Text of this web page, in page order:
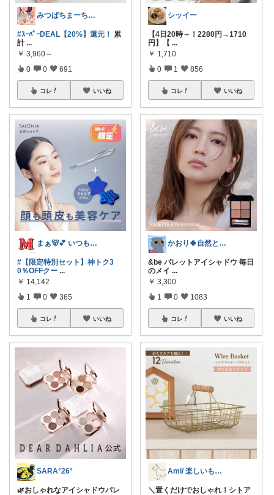
みつばちまーちᵀᴴᴬᴺᴷ ᵞᴼᵁ ◡̈*
#ｽｰﾊﾟｰDEAL【20%】還元！
累
計 ...
￥ 3,960～
0 0 691
コレ いいね
まぁ🐻💕 いつもありがとう💓
#【限定特別セット】神トク3
0％OFFクー ...
￥ 14,142
1 0 365
コレ いいね
SARA°26°
🌿おしゃれなアイシャドウパレ
シッイー
【4日20時～！2280円→1710
円】【 ...
￥ 1,710
0 1 856
コレ いいね
かおり🍀自然とやさしい暮らし🐑🍀
&be パレットアイシャドウ 毎日
のメイ ...
￥ 3,300
1 0 1083
コレ いいね
Ami/ 楽しいもの美味しいもの
＼置くだけでおしゃれ！シトア